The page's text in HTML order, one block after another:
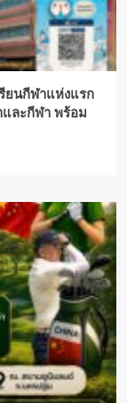
ยนกีฬาแห่งแรก
ละกีฬา พร้อม